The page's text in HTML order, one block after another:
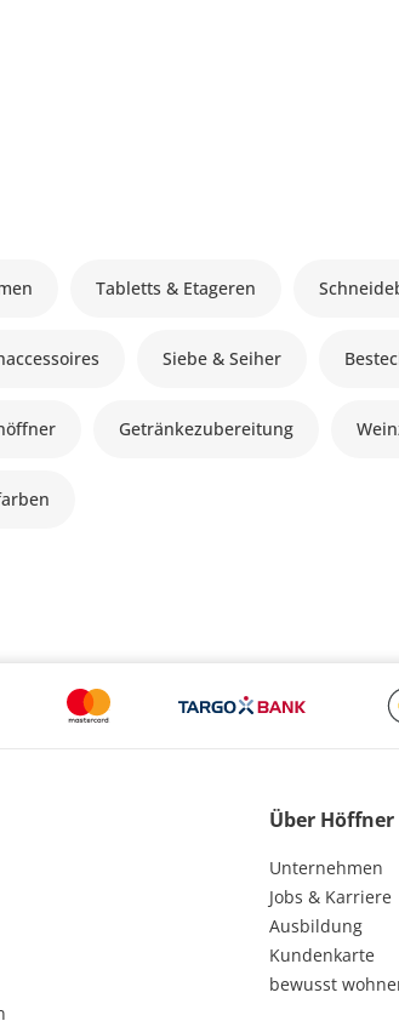
Tabletts & Etageren
Siebe & Seiher
Getränkezubereitung
Über Höffner
Unternehmen
Jobs & Karriere
Ausbildung
Kundenkarte
bewusst